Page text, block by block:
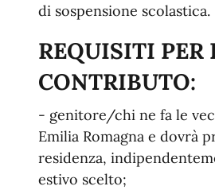
di sospensione scolastica.
REQUISITI PER
CONTRIBUTO:
- genitore/chi ne fa le
Emilia Romagna e dovrà
residenza,
estivo scelto;